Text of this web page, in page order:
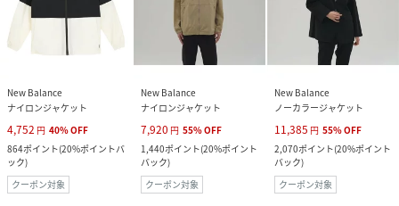
New Balance
ナイロンジャケット
4,752 円 40%OFF
864ポイント(20%ポイントバ
ック)
クーポン対象
New Balance
ナイロンジャケット
7,920 円 55%OFF
1,440ポイント(20%ポイント
バック)
クーポン対象
New Balance
ノーカラージャケット
11,385 円 55%OFF
2,070ポイント(20%ポイント
バック)
クーポン対象